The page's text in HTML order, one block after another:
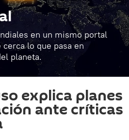
en un mismo portal
lo que pasa en
planeta.
explica planes
ante críticas